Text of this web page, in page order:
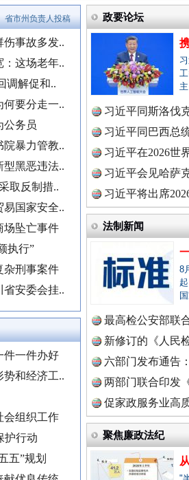
伤事故多发..
：这场老年..
调解促和..
何要分走一..
公务员
院暴力管教..
型黑恶违法..
取反制措..
易国家安全..
场坠亡事件
执行”
杂刑事案件
省安委会挂..
件一件办好
势和经济工..
会组织工作
护行动
五”规划
省市州负责人投稿 政要论坛
习近平同斯洛伐
习近平同巴西总
习近平在2026世
理高级..
习近平会见哈萨
习近平将出席
球治理..
法制新闻
8
最高检公安部联
周岁未..
新修订的《人民
布
六部门发布通告
两部门联合印发
定》
促家政服务业高
聚焦廉政法纪
民新闻网.
众新闻网.
定在骂我” 全民健
天路回响 永